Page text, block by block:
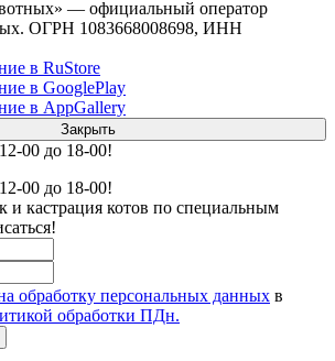
— официальный оператор
ОГРН 1083668008698, ИНН
Закрыть
00 до 18-00!
00 до 18-00!
и кастрация котов по специальным
обработку персональных данных в
обработки ПДн.